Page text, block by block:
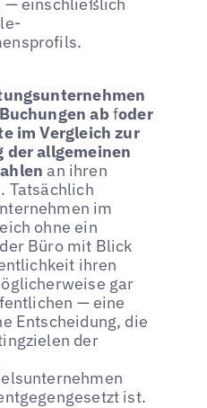
abfoder
im Vergleich zur
der allgemeinen
an ihren
Tatsächlich
im
ohne ein
Büro mit Blick
ihren
gar
— eine
Entscheidung, die
der
ist.